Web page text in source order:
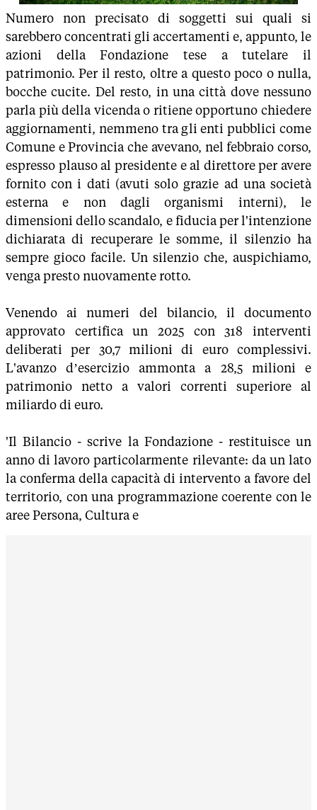
Numero non precisato di soggetti sui quali si
sarebbero concentrati gli accertamenti e, appunto, le
azioni della Fondazione tese a tutelare il
patrimonio. Per il resto, oltre a questo poco o nulla,
bocche cucite. Del resto, in una città dove nessuno
parla più della vicenda o ritiene opportuno chiedere
aggiornamenti, nemmeno tra gli enti pubblici come
Comune e Provincia che avevano, nel febbraio corso,
espresso plauso al presidente e al direttore per avere
fornito con i dati (avuti solo grazie ad una società
esterna e non dagli organismi interni), le
dimensioni dello scandalo, e fiducia per l'intenzione
dichiarata di recuperare le somme, il silenzio ha
sempre gioco facile. Un silenzio che, auspichiamo,
venga presto nuovamente rotto.
Venendo ai numeri del bilancio, il documento
approvato certifica un 2025 con 318 interventi
deliberati per 30,7 milioni di euro complessivi.
L'avanzo d’esercizio ammonta a 28,5 milioni e
patrimonio netto a valori correnti superiore al
miliardo di euro.
'Il Bilancio - scrive la Fondazione - restituisce un
anno di lavoro particolarmente rilevante: da un lato
la conferma della capacità di intervento a favore del
territorio, con una programmazione coerente con le
aree Persona, Cultura e